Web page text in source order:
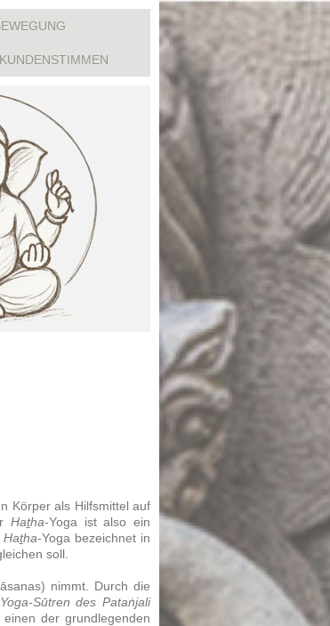
KUNDENSTIMMEN
Körper als Hilfsmittel auf
Haṯha-Yoga ist also ein
Haṯha-Yoga bezeichnet in
soll.
nimmt. Durch die
Yoga-Sūtren des Pataṅjali
einen der grundlegenden